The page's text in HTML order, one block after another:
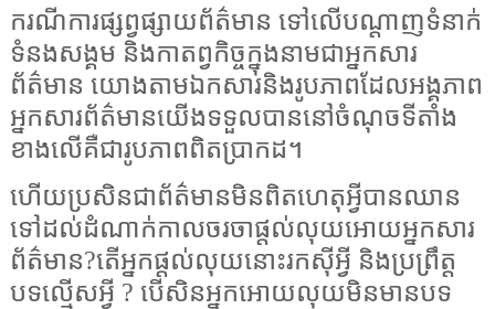
ករណីការផ្សព្វផ្សាយព័ត៌មាន ទៅលើបណ្តាញទំនាក់
ទំនងសង្គម និងកាតព្វកិច្ចក្នុងនាមជាអ្នកសារ
ព័ត៌មាន យោងតាមឯកសារនិងរូបភាពដែលអង្គភាព
អ្នកសារព័ត៌មានយើងទទួលបាន​នៅចំណុចទីតាំង
ខាងលើគឺជារូបភាពពិតប្រាកដ។
ហើយប្រសិនជាព័ត៌មានមិនពិតហេតុអ្វីបានឈាន
ទៅដល់ដំណាក់កាលចរចាផ្តល់លុយអោយអ្នកសារ
ព័ត៌មាន?តើអ្នកផ្តល់លុយនោះរកស៊ីអ្វី និងប្រព្រឹត្ត
បទល្មើសអ្វី ? បើសិនអ្នកអោយលុយមិនមានបទ